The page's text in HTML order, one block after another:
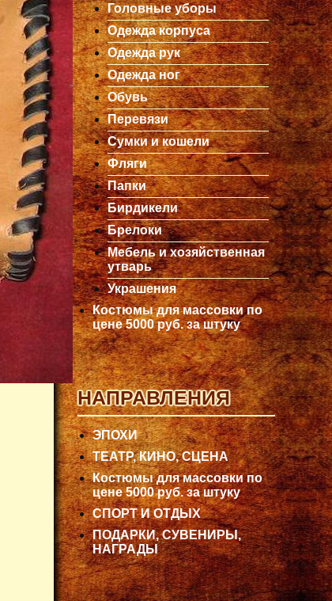
Головные уборы
Одежда корпуса
Одежда рук
Одежда ног
Обувь
Перевязи
Сумки и кошели
Фляги
Папки
Бирдикели
Брелоки
Мебель и хозяйственная
утварь
Украшения
Костюмы для массовки по
цене 5000 руб. за штуку
НАПРАВЛЕНИЯ
ЭПОХИ
ТЕАТР, КИНО, СЦЕНА
Костюмы для массовки по
цене 5000 руб. за штуку
СПОРТ И ОТДЫХ
ПОДАРКИ, СУВЕНИРЫ,
НАГРАДЫ